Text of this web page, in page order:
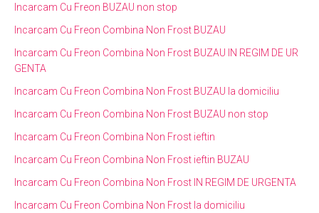
Incarcam Cu Freon BUZAU non stop
Incarcam Cu Freon Combina Non Frost BUZAU
Incarcam Cu Freon Combina Non Frost BUZAU IN REGIM DE UR
GENTA
Incarcam Cu Freon Combina Non Frost BUZAU la domiciliu
Incarcam Cu Freon Combina Non Frost BUZAU non stop
Incarcam Cu Freon Combina Non Frost ieftin
Incarcam Cu Freon Combina Non Frost ieftin BUZAU
Incarcam Cu Freon Combina Non Frost IN REGIM DE URGENTA
Incarcam Cu Freon Combina Non Frost la domiciliu